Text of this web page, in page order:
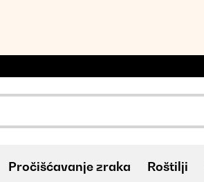
Pročišćavanje zraka Roštilji